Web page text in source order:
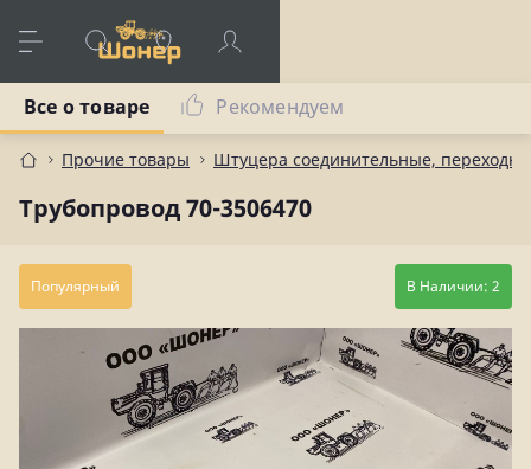
Прочие товары Штуцера соединительные,
Трубопровод 70-3506470
Все о товаре Рекомендуем
Популярный В Наличии: 2